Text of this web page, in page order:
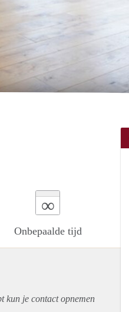
∞
Onbepaalde tijd
kun je contact opnemen